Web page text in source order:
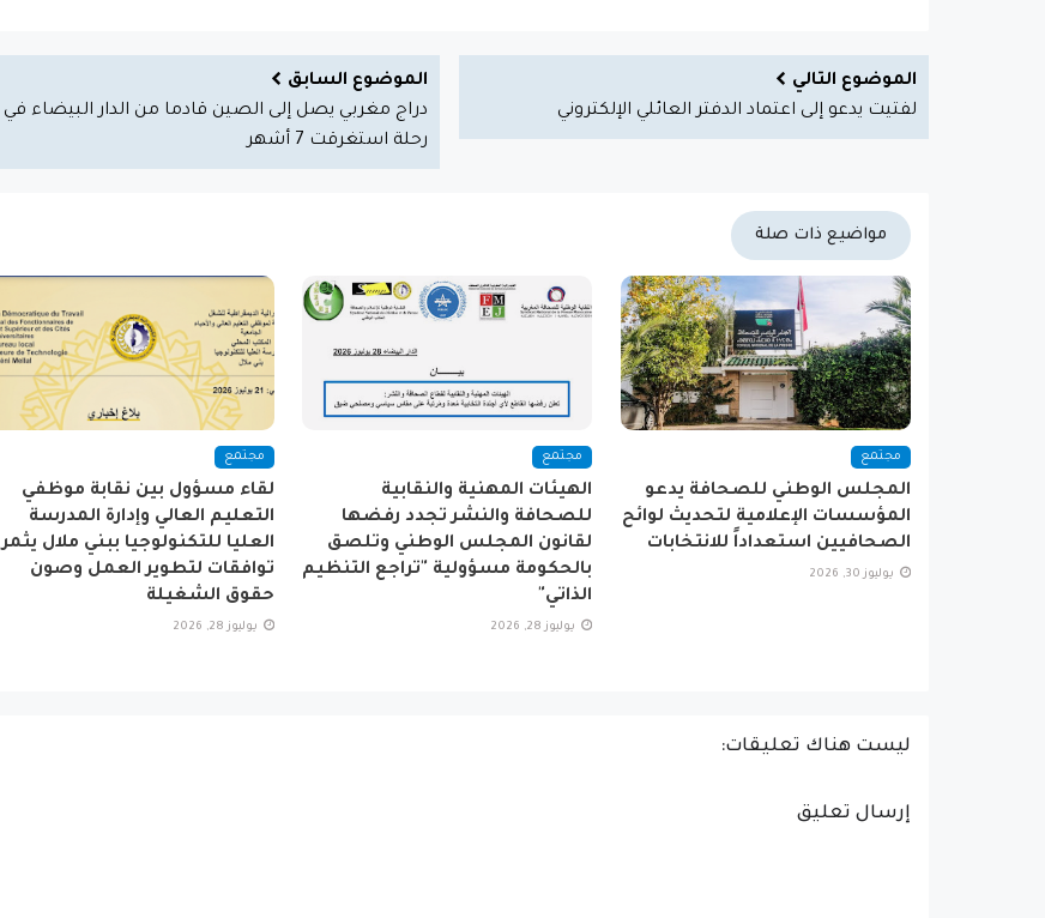
الموضوع التالي
لفتيت يدعو إلى اعتماد الدفتر العائلي الإلكتروني
الموضوع السابق
دراج مغربي يصل إلى الصين قادما من الدار البيضاء في
رحلة استغرقت 7 أشهر
مواضيع ذات صلة
مجتمع
المجلس الوطني للصحافة يدعو
المؤسسات الإعلامية لتحديث لوائح
الصحافيين استعداداً للانتخابات
يوليوز 30, 2026
مجتمع
الهيئات المهنية والنقابية
للصحافة والنشر تجدد رفضها
لقانون المجلس الوطني وتلصق
بالحكومة مسؤولية "تراجع التنظيم
الذاتي"
يوليوز 28, 2026
مجتمع
لقاء مسؤول بين نقابة موظفي
التعليم العالي وإدارة المدرسة
العليا للتكنولوجيا ببني ملال يثمر
توافقات لتطوير العمل وصون
حقوق الشغيلة
يوليوز 28, 2026
ليست هناك تعليقات:
إرسال تعليق